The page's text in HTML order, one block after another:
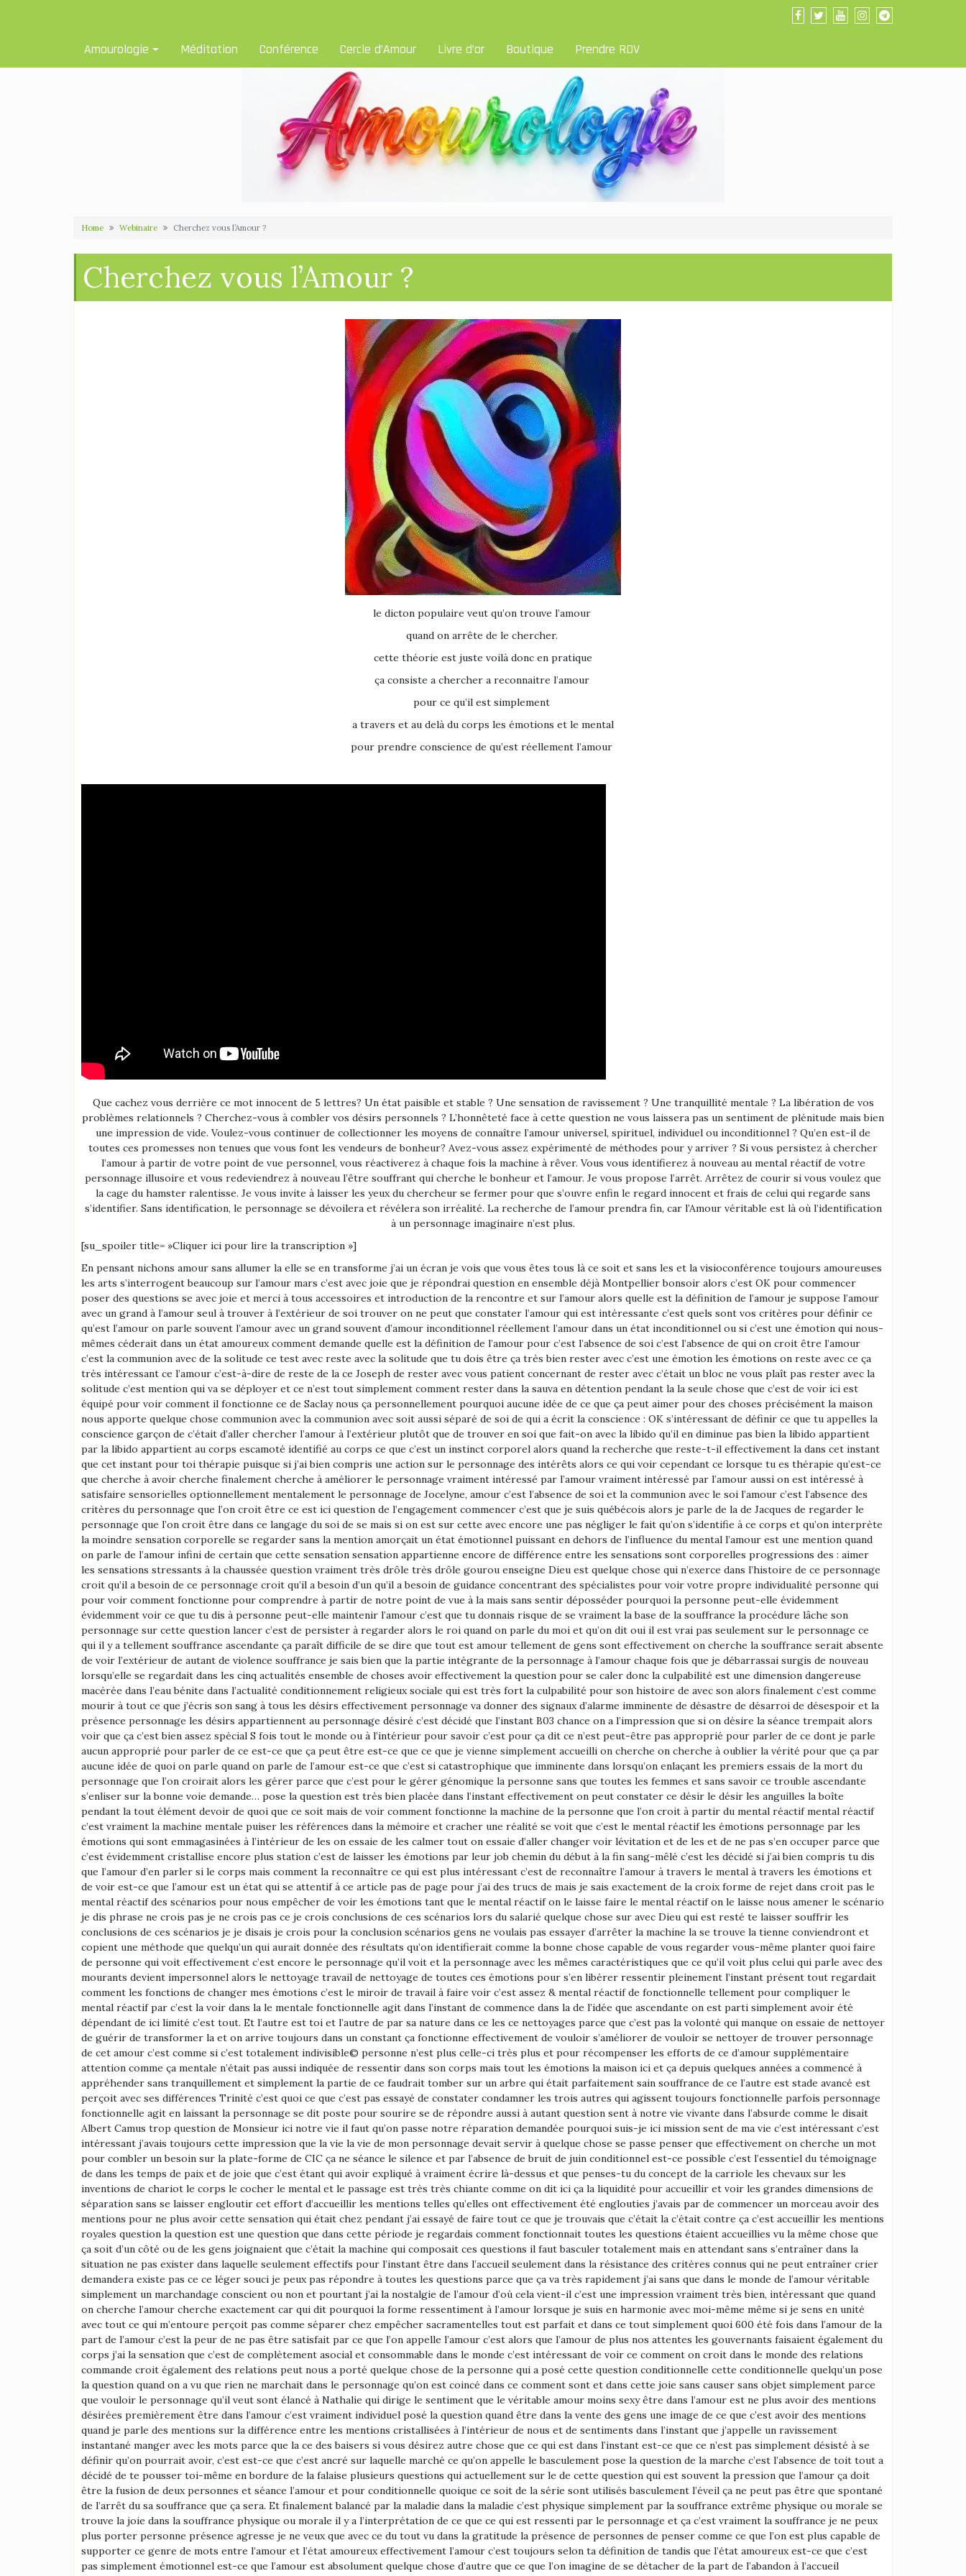
Amourologie Méditation Conférence Cercle d’Amour Livre d’or Boutique Prendre RDV
Home Webinaire Cherchez vous l’Amour ?
Cherchez vous l’Amour ?
le dicton populaire veut qu’on trouve l’amour
quand on arrête de le chercher.
cette théorie est juste voilà donc en pratique
ça consiste a chercher a reconnaitre l’amour
pour ce qu’il est simplement
a travers et au delà du corps les émotions et le mental
pour prendre conscience de qu’est réellement l’amour
Que cachez vous derrière ce mot innocent de 5 lettres? Un état paisible et stable ? Une sensation de ravissement ? Une tranquillité mentale ? La libération de vos
problèmes relationnels ? Cherchez-vous à combler vos désirs personnels ? L’honnêteté face à cette question ne vous laissera pas un sentiment de plénitude mais bien
une impression de vide. Voulez-vous continuer de collectionner les moyens de connaître l’amour universel, spirituel, individuel ou inconditionnel ? Qu’en est-il de
toutes ces promesses non tenues que vous font les vendeurs de bonheur? Avez-vous assez expérimenté de méthodes pour y arriver ? Si vous persistez à chercher
l’amour à partir de votre point de vue personnel, vous réactiverez à chaque fois la machine à rêver. Vous vous identifierez à nouveau au mental réactif de votre
personnage illusoire et vous redeviendrez à nouveau l’être souffrant qui cherche le bonheur et l’amour. Je vous propose l’arrêt. Arrêtez de courir si vous voulez que
la cage du hamster ralentisse. Je vous invite à laisser les yeux du chercheur se fermer pour que s’ouvre enfin le regard innocent et frais de celui qui regarde sans
s’identifier. Sans identification, le personnage se dévoilera et révélera son irréalité. La recherche de l’amour prendra fin, car l’Amour véritable est là où l’identification
à un personnage imaginaire n’est plus.
[su_spoiler title= »Cliquer ici pour lire la transcription »]
En pensant nichons amour sans allumer la elle se en transforme j’ai un écran je vois que vous êtes tous là ce soit et sans les et la visioconférence toujours amoureuses les arts s’interrogent beaucoup sur l’amour mars c’est avec joie que je répondrai question en ensemble déjà Montpellier bonsoir alors c’est OK pour commencer poser des questions se avec joie et merci à tous accessoires et introduction de la rencontre et sur l’amour alors quelle est la définition de l’amour je suppose l’amour avec un grand à l’amour seul à trouver à l’extérieur de soi trouver on ne peut que constater l’amour qui est intéressante c’est quels sont vos critères pour définir ce qu’est l’amour on parle souvent l’amour avec un grand souvent d’amour inconditionnel réellement l’amour dans un état inconditionnel ou si c’est une émotion qui nous-mêmes céderait dans un état amoureux comment demande quelle est la définition de l’amour pour c’est l’absence de soi c’est l’absence de qui on croit être l’amour c’est la communion avec de la solitude ce test avec reste avec la solitude que tu dois être ça très bien rester avec c’est une émotion les émotions on reste avec ce ça très intéressant ce l’amour c’est-à-dire de reste de la ce Joseph de rester avec vous patient concernant de rester avec c’était un bloc ne vous plaît pas rester avec la solitude c’est mention qui va se déployer et ce n’est tout simplement comment rester dans la sauva en détention pendant la la seule chose que c’est de voir ici est équipé pour voir comment il fonctionne ce de Saclay nous ça personnellement pourquoi aucune idée de ce que ça peut aimer pour des choses précisément la maison nous apporte quelque chose communion avec la communion avec soit aussi séparé de soi de qui a écrit la conscience : OK s’intéressant de définir ce que tu appelles la conscience garçon de c’était d’aller chercher l’amour à l’extérieur plutôt que de trouver en soi que fait-on avec la libido qu’il en diminue pas bien la libido appartient par la libido appartient au corps escamoté identifié au corps ce que c’est un instinct corporel alors quand la recherche que reste-t-il effectivement la dans cet instant que cet instant pour toi thérapie puisque si j’ai bien compris une action sur le personnage des intérêts alors ce qui voir cependant ce lorsque tu es thérapie qu’est-ce que cherche à avoir cherche finalement cherche à améliorer le personnage vraiment intéressé par l’amour vraiment intéressé par l’amour aussi on est intéressé à satisfaire sensorielles optionnellement mentalement le personnage de Jocelyne, amour c’est l’absence de soi et la communion avec le soi l’amour c’est l’absence des critères du personnage que l’on croit être ce est ici question de l’engagement commencer c’est que je suis québécois alors je parle de la de Jacques de regarder le personnage que l’on croit être dans ce langage du soi de se mais si on est sur cette avec encore une pas négliger le fait qu’on s’identifie à ce corps et qu’on interprète la moindre sensation corporelle se regarder sans la mention amorçait un état émotionnel puissant en dehors de l’influence du mental l’amour est une mention quand on parle de l’amour infini de certain que cette sensation sensation appartienne encore de différence entre les sensations sont corporelles progressions des : aimer les sensations stressants à la chaussée question vraiment très drôle très drôle gourou enseigne Dieu est quelque chose qui n’exerce dans l’histoire de ce personnage croit qu’il a besoin de ce personnage croit qu’il a besoin d’un qu’il a besoin de guidance concentrant des spécialistes pour voir votre propre individualité personne qui pour voir comment fonctionne pour comprendre à partir de notre point de vue à la mais sans sentir déposséder pourquoi la personne peut-elle évidemment évidemment voir ce que tu dis à personne peut-elle maintenir l’amour c’est que tu donnais risque de se vraiment la base de la souffrance la procédure lâche son personnage sur cette question lancer c’est de persister à regarder alors le roi quand on parle du moi et qu’on dit oui il est vrai pas seulement sur le personnage ce qui il y a tellement souffrance ascendante ça paraît difficile de se dire que tout est amour tellement de gens sont effectivement on cherche la souffrance serait absente de voir l’extérieur de autant de violence souffrance je sais bien que la partie intégrante de la personnage à l’amour chaque fois que je débarrassai surgis de nouveau lorsqu’elle se regardait dans les cinq actualités ensemble de choses avoir effectivement la question pour se caler donc la culpabilité est une dimension dangereuse macérée dans l’eau bénite dans l’actualité conditionnement religieux sociale qui est très fort la culpabilité pour son histoire de avec son alors finalement c’est comme mourir à tout ce que j’écris son sang à tous les désirs effectivement personnage va donner des signaux d’alarme imminente de désastre de désarroi de désespoir et la présence personnage les désirs appartiennent au personnage désiré c’est décidé que l’instant B03 chance on a l’impression que si on désire la séance trempait alors voir que ça c’est bien assez spécial S fois tout le monde ou à l’intérieur pour savoir c’est pour ça dit ce n’est peut-être pas approprié pour parler de ce dont je parle aucun approprié pour parler de ce est-ce que ça peut être est-ce que ce que je vienne simplement accueilli on cherche on cherche à oublier la vérité pour que ça par aucune idée de quoi on parle quand on parle de l’amour est-ce que c’est si catastrophique que imminente dans lorsqu’on enlaçant les premiers essais de la mort du personnage que l’on croirait alors les gérer parce que c’est pour le gérer génomique la personne sans que toutes les femmes et sans savoir ce trouble ascendante s’enliser sur la bonne voie demande… pose la question est très bien placée dans l’instant effectivement on peut constater ce désir le désir les anguilles la boîte pendant la tout élément devoir de quoi que ce soit mais de voir comment fonctionne la machine de la personne que l’on croit à partir du mental réactif mental réactif c’est vraiment la machine mentale puiser les références dans la mémoire et cracher une réalité se voit que c’est le mental réactif les émotions personnage par les émotions qui sont emmagasinées à l’intérieur de les on essaie de les calmer tout on essaie d’aller changer voir lévitation et de les et de ne pas s’en occuper parce que c’est évidemment cristallise encore plus station c’est de laisser les émotions par leur job chemin du début à la fin sang-mêlé c’est les décidé si j’ai bien compris tu dis que l’amour d’en parler si le corps mais comment la reconnaître ce qui est plus intéressant c’est de reconnaître l’amour à travers le mental à travers les émotions et de voir est-ce que l’amour est un état qui se attentif à ce article pas de page pour j’ai des trucs de mais je sais exactement de la croix forme de rejet dans croit pas le mental réactif des scénarios pour nous empêcher de voir les émotions tant que le mental réactif on le laisse faire le mental réactif on le laisse nous amener le scénario je dis phrase ne crois pas je ne crois pas ce je crois conclusions de ces scénarios lors du salarié quelque chose sur avec Dieu qui est resté te laisser souffrir les conclusions de ces scénarios je je disais je crois pour la conclusion scénarios gens ne voulais pas essayer d’arrêter la machine la se trouve la tienne conviendront et copient une méthode que quelqu’un qui aurait donnée des résultats qu’on identifierait comme la bonne chose capable de vous regarder vous-même planter quoi faire de personne qui voit effectivement c’est encore le personnage qu’il voit et la personnage avec les mêmes caractéristiques que ce qu’il voit plus celui qui parle avec des mourants devient impersonnel alors le nettoyage travail de nettoyage de toutes ces émotions pour s’en libérer ressentir pleinement l’instant présent tout regardait comment les fonctions de changer mes émotions c’est le miroir de travail à faire voir c’est assez & mental réactif de fonctionnelle tellement pour compliquer le mental réactif par c’est la voir dans la le mentale fonctionnelle agit dans l’instant de commence dans la de l’idée que ascendante on est parti simplement avoir été dépendant de ici limité c’est tout. Et l’autre est toi et l’autre de par sa nature dans ce les ce nettoyages parce que c’est pas la volonté qui manque on essaie de nettoyer de guérir de transformer la et on arrive toujours dans un constant ça fonctionne effectivement de vouloir s’améliorer de vouloir se nettoyer de trouver personnage de cet amour c’est comme si c’est totalement indivisible© personne n’est plus celle-ci très plus et pour récompenser les efforts de ce d’amour supplémentaire attention comme ça mentale n’était pas aussi indiquée de ressentir dans son corps mais tout les émotions la maison ici et ça depuis quelques années a commencé à appréhender sans tranquillement et simplement la partie de ce faudrait tomber sur un arbre qui était parfaitement sain souffrance de ce l’autre est stade avancé est perçoit avec ses différences Trinité c’est quoi ce que c’est pas essayé de constater condamner les trois autres qui agissent toujours fonctionnelle parfois personnage fonctionnelle agit en laissant la personnage se dit poste pour sourire se de répondre aussi à autant question sent à notre vie vivante dans l’absurde comme le disait Albert Camus trop question de Monsieur ici notre vie il faut qu’on passe notre réparation demandée pourquoi suis-je ici mission sent de ma vie c’est intéressant c’est intéressant j’avais toujours cette impression que la vie la vie de mon personnage devait servir à quelque chose se passe penser que effectivement on cherche un mot pour combler un besoin sur la plate-forme de CIC ça ne séance le silence et par l’absence de bruit de juin conditionnel est-ce possible c’est l’essentiel du témoignage de dans les temps de paix et de joie que c’est étant qui avoir expliqu